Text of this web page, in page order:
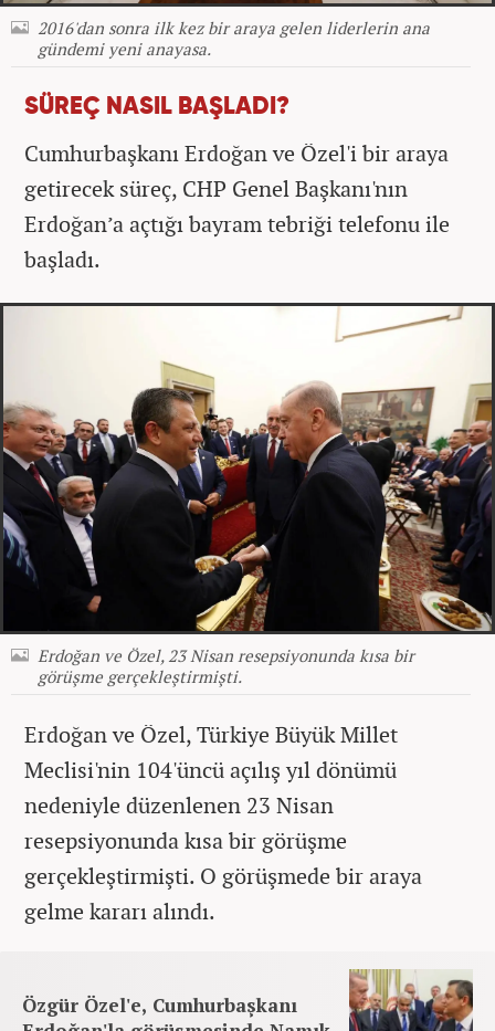
2016'dan sonra ilk kez bir araya gelen liderlerin ana
gündemi yeni anayasa.
SÜREÇ NASIL BAŞLADI?
Cumhurbaşkanı Erdoğan ve Özel'i bir araya
getirecek süreç, CHP Genel Başkanı'nın
Erdoğan’a açtığı bayram tebriği telefonu ile
başladı.
Erdoğan ve Özel, 23 Nisan resepsiyonunda kısa bir
görüşme gerçekleştirmişti.
Erdoğan ve Özel, Türkiye Büyük Millet
Meclisi'nin 104'üncü açılış yıl dönümü
nedeniyle düzenlenen 23 Nisan
resepsiyonunda kısa bir görüşme
gerçekleştirmişti. O görüşmede bir araya
gelme kararı alındı.
Özgür Özel'e, Cumhurbaşkanı